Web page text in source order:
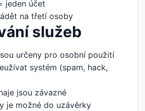
jeden účet
na třetí osoby
služeb
určeny pro osobní použití
systém (spam, hack,
jsou závazné
je možné do uzávěrky